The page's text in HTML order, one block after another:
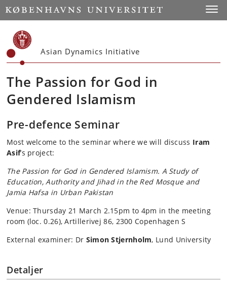
Start
Asian Dynamics Initiative
The Passion for God in
Gendered Islamism
Pre-defence Seminar
Most welcome to the seminar where we will discuss Iram
Asif’s project:
The Passion for God in Gendered Islamism. A Study of
Education, Authority and Jihad in the Red Mosque and
Jamia Hafsa in Urban Pakistan
Venue: Thursday 21 March 2.15pm to 4pm in the meeting
room (loc. 0.26), Artillerivej 86, 2300 Copenhagen S
External examiner: Dr Simon Stjernholm, Lund University
Detaljer